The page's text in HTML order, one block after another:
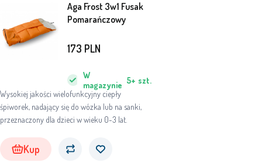
Aga Frost 3w1 Fusak
Pomarańczowy
Wysokiej jakości wielofunkcyjny ciepły
śpiworek, nadający się do wózka lub na sanki,
przeznaczony dla dzieci w wieku 0-3 lat.
W
magazynie 5+ szt.
173 PLN
Kup